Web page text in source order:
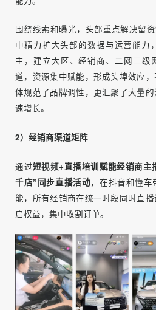
以荣威经销商为中心，通过调研
三个层面联合发力，配合线下官
同进行万屏互联同时直播，将「
索」作为最终导向。
1）授课培训
内容、直播话术、直播节奏
总结复盘、以陪带教的方式不断
能力。
围绕线索和曝光，头部重点解决
主，建立大区、经销商、二网
道，资源集中赋能，形成头埠效
体规范了品牌调性，更汇聚了
速增长。